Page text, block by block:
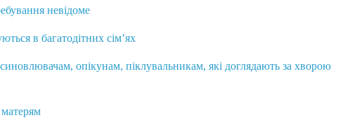
невідоме
в багатодітних сім’ях
опікунам, піклувальникам, які доглядають за хворою